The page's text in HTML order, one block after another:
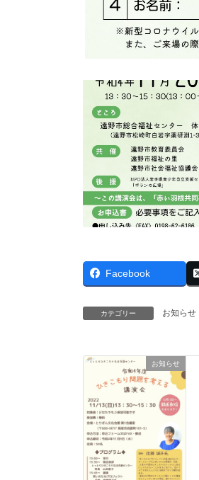
Facebook
カテゴリー お知らせ
お知らせ